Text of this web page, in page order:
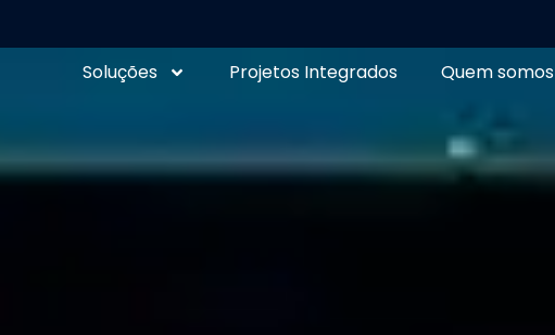
Soluções Projetos Integrados Quem somos